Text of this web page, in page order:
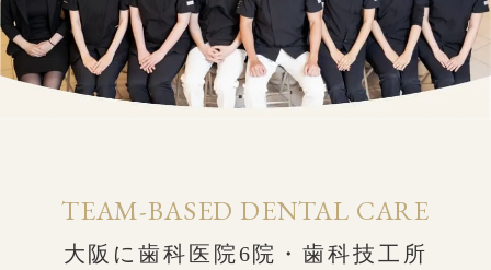
TEAM-BASED DENTAL CARE
大阪に歯科医院6院・歯科技工所